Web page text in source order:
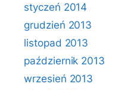
styczeń 2014
grudzień 2013
listopad 2013
październik 2013
wrzesień 2013